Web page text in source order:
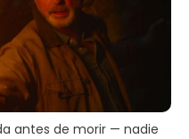
antes de morir — nadie